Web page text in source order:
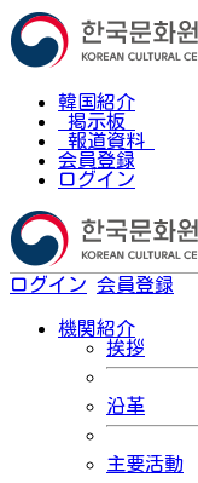
韓国紹介
掲示板
報道資料
会員登録
ログイン
ログイン 会員登録
機関紹介
挨拶
沿革
主要活動